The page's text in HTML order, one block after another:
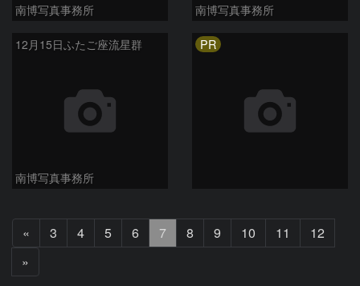
南博写真事務所 南博写真事務所
12月15日ふたご座流星群
南博写真事務所
PR
«
へ
3 4 5 6 7 8 9 10 11
12
»
へ